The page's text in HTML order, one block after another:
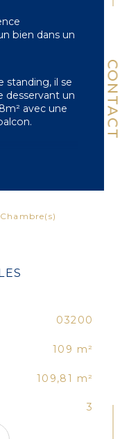
CONTACT
Chambre(s)
03200
109 m²
109,81 m²
3
bien dans un
standing, il se
desservant un
avec une
grande cave